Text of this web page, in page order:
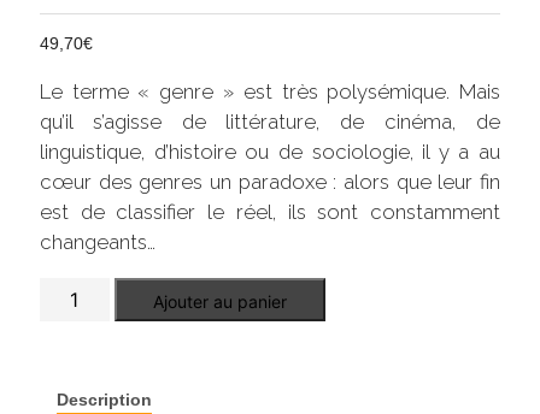
49,70€
Le terme « genre » est très polysémique. Mais
qu’il s’agisse de littérature, de cinéma, de
linguistique, d’histoire ou de sociologie, il y a au
cœur des genres un paradoxe : alors que leur fin
est de classifier le réel, ils sont constamment
changeants…
Ajouter au panier
Description